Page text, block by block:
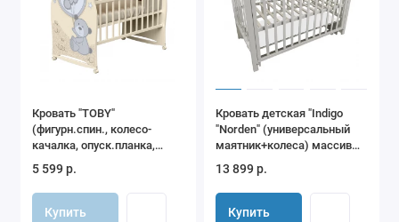
Кровать "TOBY"
(фигурн.спин., колесо-
качалка, опуск.планка,
накладка ПВХ), ЛДСП
(слоновая кость)
5 599 р.
Купить
Кровать детская "Indigo
"Norden" (универсальный
маятник+колеса) массив
березы, ЛДСП, ПВХ
накладка (серый)
13 899 р.
Купить